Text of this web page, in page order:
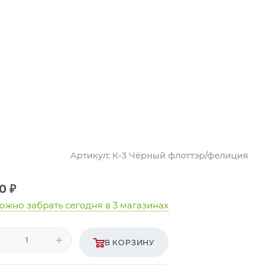
Артикул: К-3 Чёрный флоттэр/фелиция
₽
забрать сегодня в 3 магазинах
В КОРЗИНУ